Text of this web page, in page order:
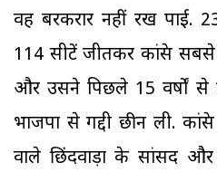
वह बरकरार नहीं रख पाई.
114 सीटें जीतकर कांग्रेस
और उसने पिछले 15 वर्षों से
भाजपा से गद्दी छीन ली.
वाले छिंदवाड़ा के सांसद